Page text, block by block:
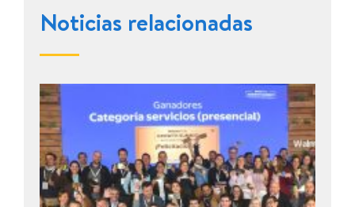
Noticias relacionadas